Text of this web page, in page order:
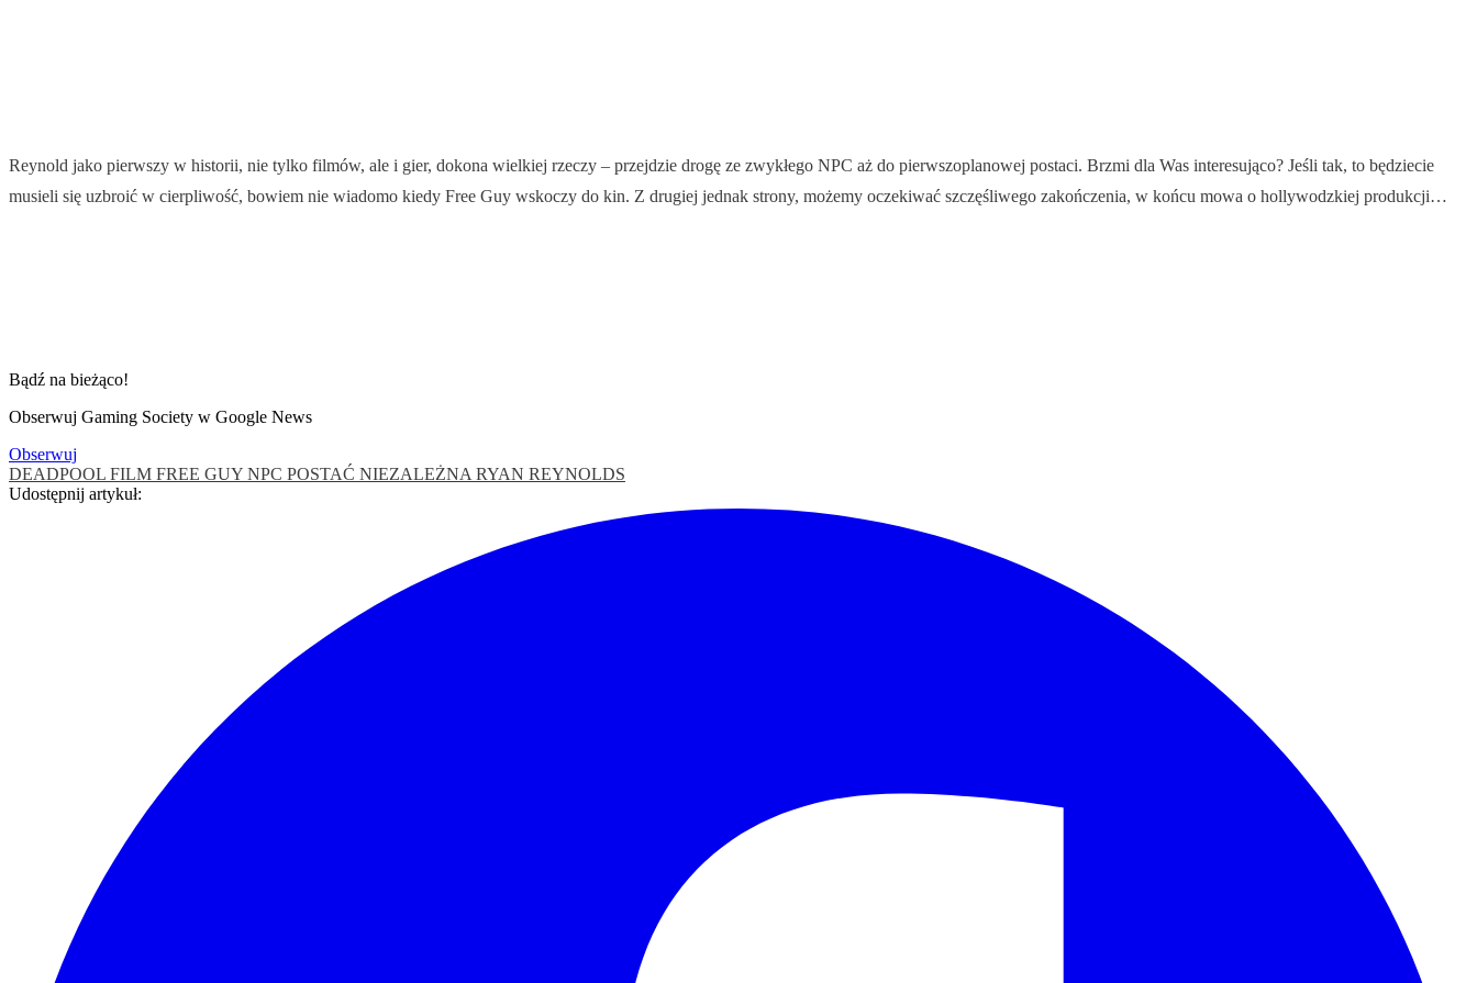
Reynold jako pierwszy w historii, nie tylko filmów, ale i gier, dokona wielkiej rzeczy – przejdzie drogę ze zwykłego NPC aż do pierwszoplanowej postaci. Brzmi dla Was interesująco? Jeśli tak, to będziecie
musieli się uzbroić w cierpliwość, bowiem nie wiadomo kiedy Free Guy wskoczy do kin. Z drugiej jednak strony, możemy oczekiwać szczęśliwego zakończenia, w końcu mowa o hollywodzkiej produkcji…
Bądź na bieżąco!
Obserwuj Gaming Society w Google News
Obserwuj
DEADPOOL FILM FREE GUY NPC POSTAĆ NIEZALEŻNA RYAN REYNOLDS
Udostępnij artykuł: